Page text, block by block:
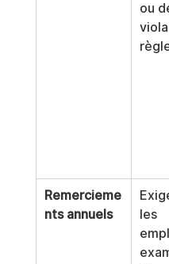
ou
Remercieme
nts annuels
les